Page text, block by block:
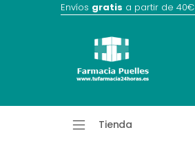
Envíos gratis a partir de 40€
Tienda